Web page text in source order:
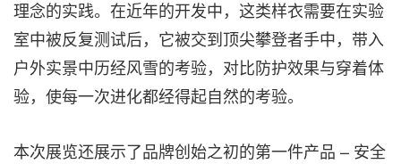
理念的实践。在近年的开发中，这类样衣需要在实验
室中被反复测试后，它被交到顶尖攀登者手中，带入
户外实景中历经风雪的考验，对比防护效果与穿着体
验，使每一次进化都经得起自然的考验。
本次展览还展示了品牌创始之初的第一件产品 – 安全